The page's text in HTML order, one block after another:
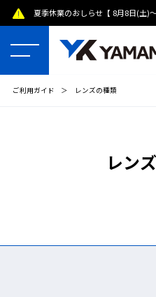
夏季休業のおしらせ【 8月8日(土)
ご利用ガイド ＞ レンズの種類
レン